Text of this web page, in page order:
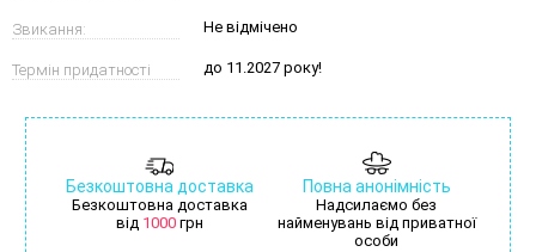
Звикання: Не відмічено
Термін придатності до 11.2027 року!
Безкоштовна доставка
Безкоштовна доставка
від 1000грн
Повна анонімність
Надсилаємо без
найменувань від приватної
особи